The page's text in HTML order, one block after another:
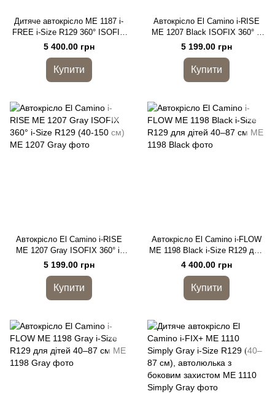
Дитяче автокрісло ME 1187 i-
FREE i-Size R129 360° ISOFIX
(40–150 см)
5 400.00 грн
Купити
Автокрісло El Camino i-RISE
ME 1207 Black ISOFIX 360° i-
Size R129 (40-150 см)
5 199.00 грн
Купити
Автокрісло El Camino i-RISE
ME 1207 Gray ISOFIX 360° i-
Size R129 (40-150 см)
5 199.00 грн
Купити
Автокрісло El Camino i-FLOW
ME 1198 Black i-Size R129 для
дітей 40–87 см
4 400.00 грн
Купити